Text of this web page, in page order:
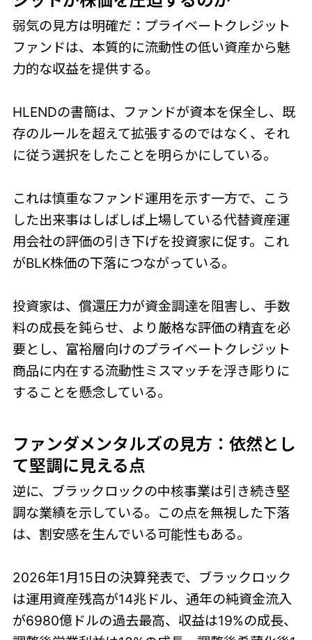
弱気の見方は明確だ：プライベートクレジット
ファンドは、本質的に流動性の低い資産から魅
力的な収益を提供する。
HLENDの書簡は、ファンドが資本を保全し、既
存のルールを超えて拡張するのではなく、それ
に従う選択をしたことを明らかにしている。
これは慎重なファンド運用を示す一方で、こう
した出来事はしばしば上場している代替資産運
用会社の評価の引き下げを投資家に促す。これ
がBLK株価の下落につながっている。
投資家は、償還圧力が資金調達を阻害し、手数
料の成長を鈍らせ、より厳格な評価の精査を必
要とし、富裕層向けのプライベートクレジット
商品に内在する流動性ミスマッチを浮き彫りに
することを懸念している。
ファンダメンタルズの見方：依然とし
て堅調に見える点
逆に、ブラックロックの中核事業は引き続き堅
調な業績を示している。この点を無視した下落
は、割安感を生んでいる可能性もある。
2026年1月15日の決算発表で、ブラックロック
は運用資産残高が14兆ドル、通年の純資金流入
が6980億ドルの過去最高、収益は19%の成長、